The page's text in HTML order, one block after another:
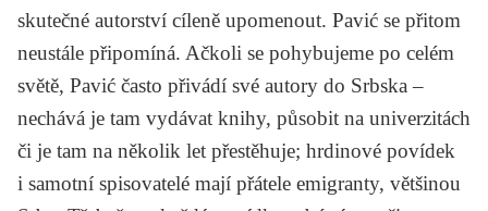
skutečné autorství cíleně upomenout. Pavić se přitom
neustále připomíná. Ačkoli se pohybujeme po celém
světě, Pavić často přivádí své autory do Srbska –
nechává je tam vydávat knihy, působit na univerzitách
či je tam na několik let přestěhuje; hrdinové povídek
i samotní spisovatelé mají přátele emigranty, většinou